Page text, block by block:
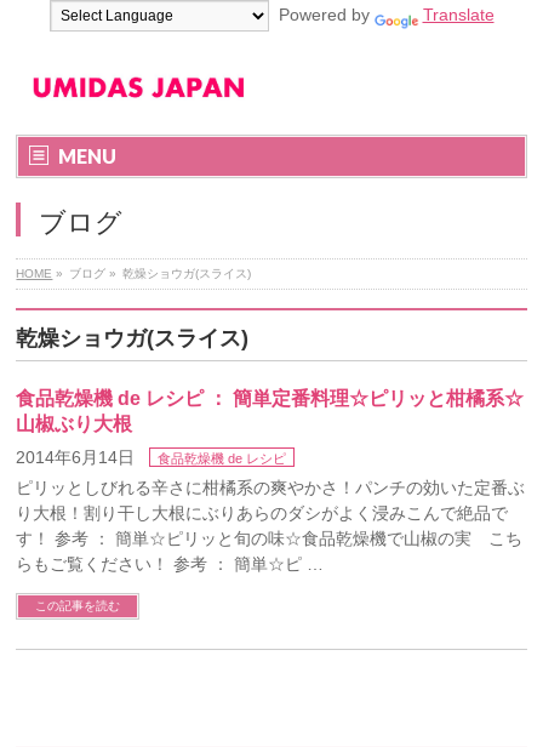
Powered by Translate
MENU
ブログ
HOME » ブログ » 乾燥ショウガ(スライス)
乾燥ショウガ(スライス)
食品乾燥機 de レシピ ： 簡単定番料理☆ピリッと柑橘系☆
山椒ぶり大根
2014年6月14日 食品乾燥機 de レシピ
ピリッとしびれる辛さに柑橘系の爽やかさ！パンチの効いた定番ぶ
り大根！割り干し大根にぶりあらのダシがよく浸みこんで絶品で
す！ 参考 ： 簡単☆ピリッと旬の味☆食品乾燥機で山椒の実 こち
らもご覧ください！ 参考 ： 簡単☆ピ …
この記事を読む